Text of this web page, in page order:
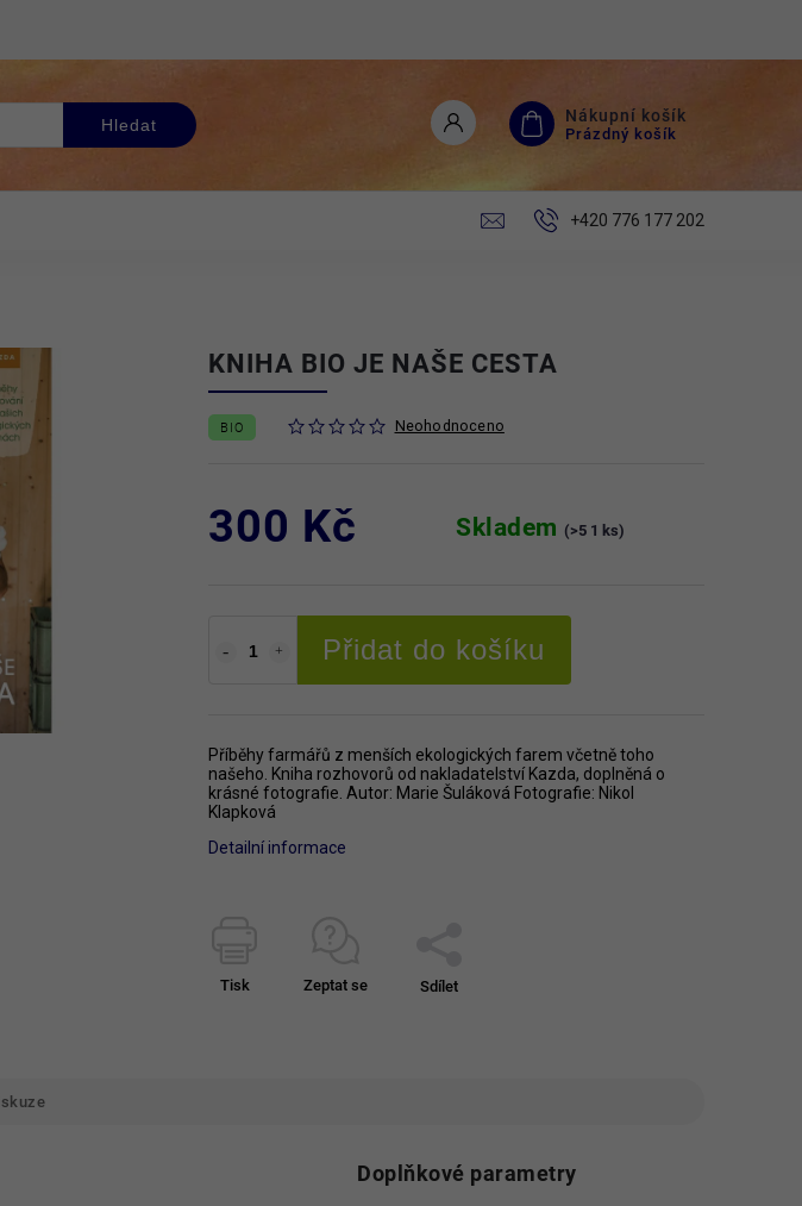
Hledat Nákupní košík
Prázdný košík
+420 776 177 202
KNIHA BIO JE NAŠE CESTA
BIO Neohodnoceno
300 Kč Skladem (>5 1 ks)
Přidat do košíku
Příběhy farmářů z menších ekologických farem včetně toho
našeho. Kniha rozhovorů od nakladatelství Kazda, doplněná o
krásné fotografie. Autor: Marie Šuláková Fotografie: Nikol
Klapková
Detailní informace
Tisk Zeptat se Sdílet
Doplňkové parametry